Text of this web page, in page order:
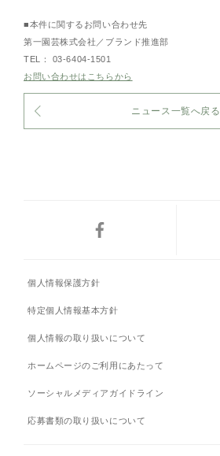
■本件に関するお問い合わせ先
第一園芸株式会社／ブランド推進部
TEL： 03-6404-1501
お問い合わせはこちらから
ニュース一覧へ戻る
個人情報保護方針
特定個人情報基本方針
個人情報の取り扱いについて
ホームページのご利用にあたって
ソーシャルメディアガイドライン
応募書類の取り扱いについて